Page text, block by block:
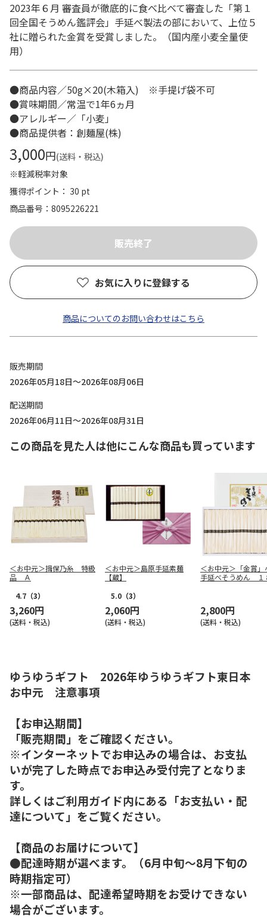
2023年６月 審査員が徹底的に食べ比べて審査した「第１
回全国そうめん鑑評会」手延べ製法の部において、上位５
社に贈られた金賞を受賞しました。（国内産小麦全量使
用）
●商品内容／50g×20(木箱入) ※手提げ袋不可
●賞味期間／常温で1年6ヵ月
●アレルギー／「小麦」
●商品提供者：創麺屋(株)
3,000円(送料・税込)
※軽減税率対象
獲得ポイント： 30 pt
商品番号
8095226221
お気に入りに登録する
商品についてのお問い合わせはこちら
販売期間
2026年05月18日～2026年08月06日
配送期間
2026年06月11日～2026年08月31日
この商品を見た人は他にこんな商品も買っています
＜お中元＞揖保乃糸 特級
品 Ａ
4.7 （3）
3,260円
(送料・税込)
＜お中元＞島原手延素麺
【蔵】
5.0 （3）
2,060円
(送料・税込)
＜お中元＞「金賞」
手延べそうめん １
2,800円
(送料・税込)
ゆうゆうギフト 2026年ゆうゆうギフト東日本
お中元 注意事項
【お申込期間】
「販売期間」をご確認ください。
※インターネットでお申込みの場合は、お支払
いが完了した時点でお申込み受付完了となりま
す。
詳しくはご利用ガイド内にある「お支払い・配
達について」をご覧ください。
【商品のお届けについて】
●配達時期が選べます。（6月中旬～8月下旬の
時期指定可）
※一部商品は、配達希望時期をお受けできない
場合がございます。